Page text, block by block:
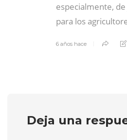
especialmente,
para los
6 años hace
Deja una